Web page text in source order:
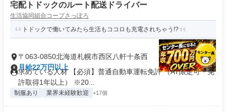
宅配トドックのルート配送ドライバー
生活協同組合コープさっぽろ
トドックで働いてみたら生活もココロも充電されちゃう!?
〒063-0850北海道札幌市西区八軒十条西
月給22万円以上
求めている人材 【必須】普通自動車運転免許 （AT限定可・免
許取得1年以上） ※20...
制服あり 業界未経験歓迎 +17個